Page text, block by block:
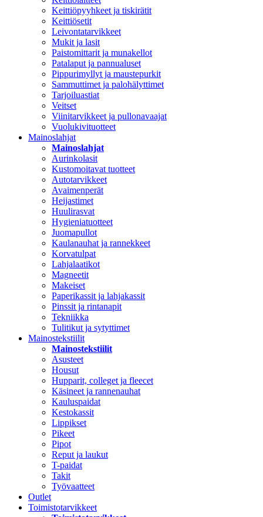
Keittiöpyyhkeet ja tiskirätit
Keittiösetit
Leivontatarvikkeet
Mukit ja lasit
Paistomittarit ja munakellot
Patalaput ja pannualuset
Pippurimyllyt ja maustepurkit
Sammuttimet ja palohälyttimet
Tarjoiluastiat
Veitset
Viinitarvikkeet ja pullonavaajat
Vuolukivituotteet
Mainoslahjat
Mainoslahjat
Aurinkolasit
Kustomoitavat tuotteet
Autotarvikkeet
Avaimenperät
Heijastimet
Huulirasvat
Hygieniatuotteet
Juomapullot
Kaulanauhat ja rannekkeet
Korvatulpat
Lahjalaatikot
Magneetit
Makeiset
Paperikassit ja lahjakassit
Pinssit ja rintanapit
Tekniikka
Tulitikut ja sytyttimet
Mainostekstiilit
Mainostekstiilit
Asusteet
Housut
Hupparit, colleget ja fleecet
Käsineet ja rannenauhat
Kauluspaidat
Kestokassit
Lippikset
Pikeet
Pipot
Reput ja laukut
T-paidat
Takit
Työvaatteet
Outlet
Toimistotarvikkeet